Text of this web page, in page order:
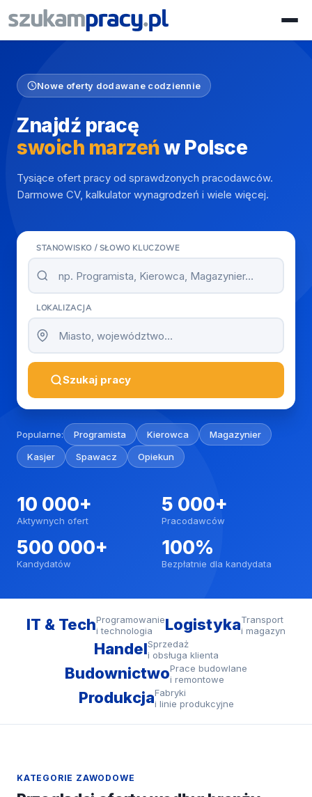
Nowe oferty dodawane codziennie
Znajdź pracę
swoich marzeńw Polsce
Tysiące ofert pracy od sprawdzonych pracodawców.
Darmowe CV, kalkulator wynagrodzeń i wiele więcej.
STANOWISKO / SŁOWO KLUCZOWE
LOKALIZACJA
Szukaj pracy
Popularne: Programista Kierowca
Magazynier
Kasjer
Spawacz Opiekun
10 000+
Aktywnych ofert
5 000+
Pracodawców
500 000+
Kandydatów
100%
Bezpłatnie dla kandydata
IT & TechProgramowanie
i technologia
LogistykaTransport
i magazyn
HandelSprzedaż
i obsługa klienta
BudownictwoPrace budowlane
i remontowe
ProdukcjaFabryki
i linie produkcyjne
KATEGORIE ZAWODOWE